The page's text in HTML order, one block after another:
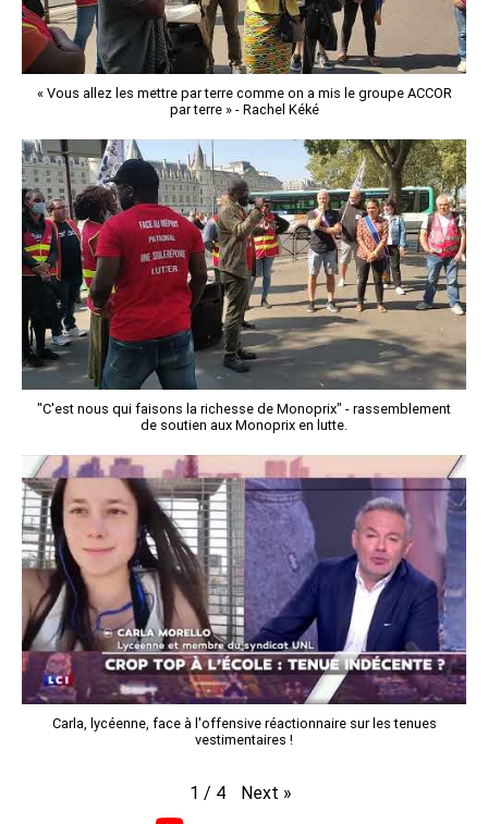
« Vous allez les mettre par terre comme on a mis le groupe ACCOR
par terre » - Rachel Kéké
"C'est nous qui faisons la richesse de Monoprix" - rassemblement
de soutien aux Monoprix en lutte.
Carla, lycéenne, face à l'offensive réactionnaire sur les tenues
vestimentaires !
1 / 4 Next »